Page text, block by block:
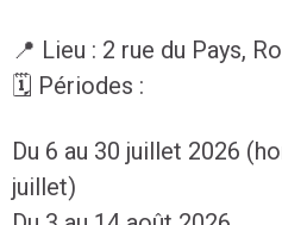
📍 Lieu : 2 rue du Pays,
🗓️ Périodes :
Du 6 au 30 juillet 2026
juillet)